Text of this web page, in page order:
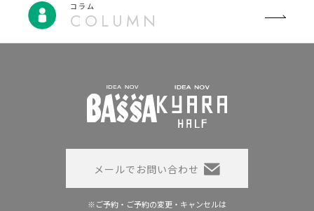
コラム
COLUMN
メールでお問い合わせ
※ご予約・ご予約の変更・キャンセルは